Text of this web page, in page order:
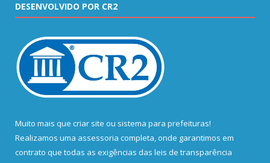
DESENVOLVIDO POR CR2
Muito mais que criar site ou sistema para prefeituras!
Realizamos uma assessoria completa, onde garantimos em
contrato que todas as exigências das leis de transparência